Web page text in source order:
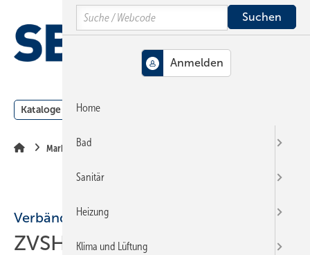
Hauptinhalt
Hauptmenü
SiteSearch
Kataloge Meldungen
Markt + Trends
Verbände
ZVSHK und ZVEH schärfen
Search
Home
Bad
Sanitär
Heizung
Klima und Lüftung